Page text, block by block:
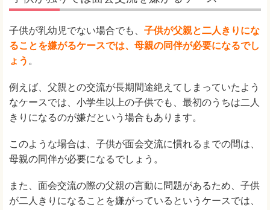
子供が乳幼児でない場合でも、 子供が父親と二人きりにな
ることを嫌がるケースでは、母親の同伴が必要になるでし
ょう 。
例えば、父親との交流が長期間途絶えてしまっていたよう
なケースでは、小学生以上の子供でも、最初のうちは二人
きりになるのが嫌だという場合もあります。
このような場合は、子供が面会交流に慣れるまでの間は、
母親の同伴が必要になるでしょう。
また、面会交流の際の父親の言動に問題があるため、子供
が二人きりになることを嫌がっているというケースでは、